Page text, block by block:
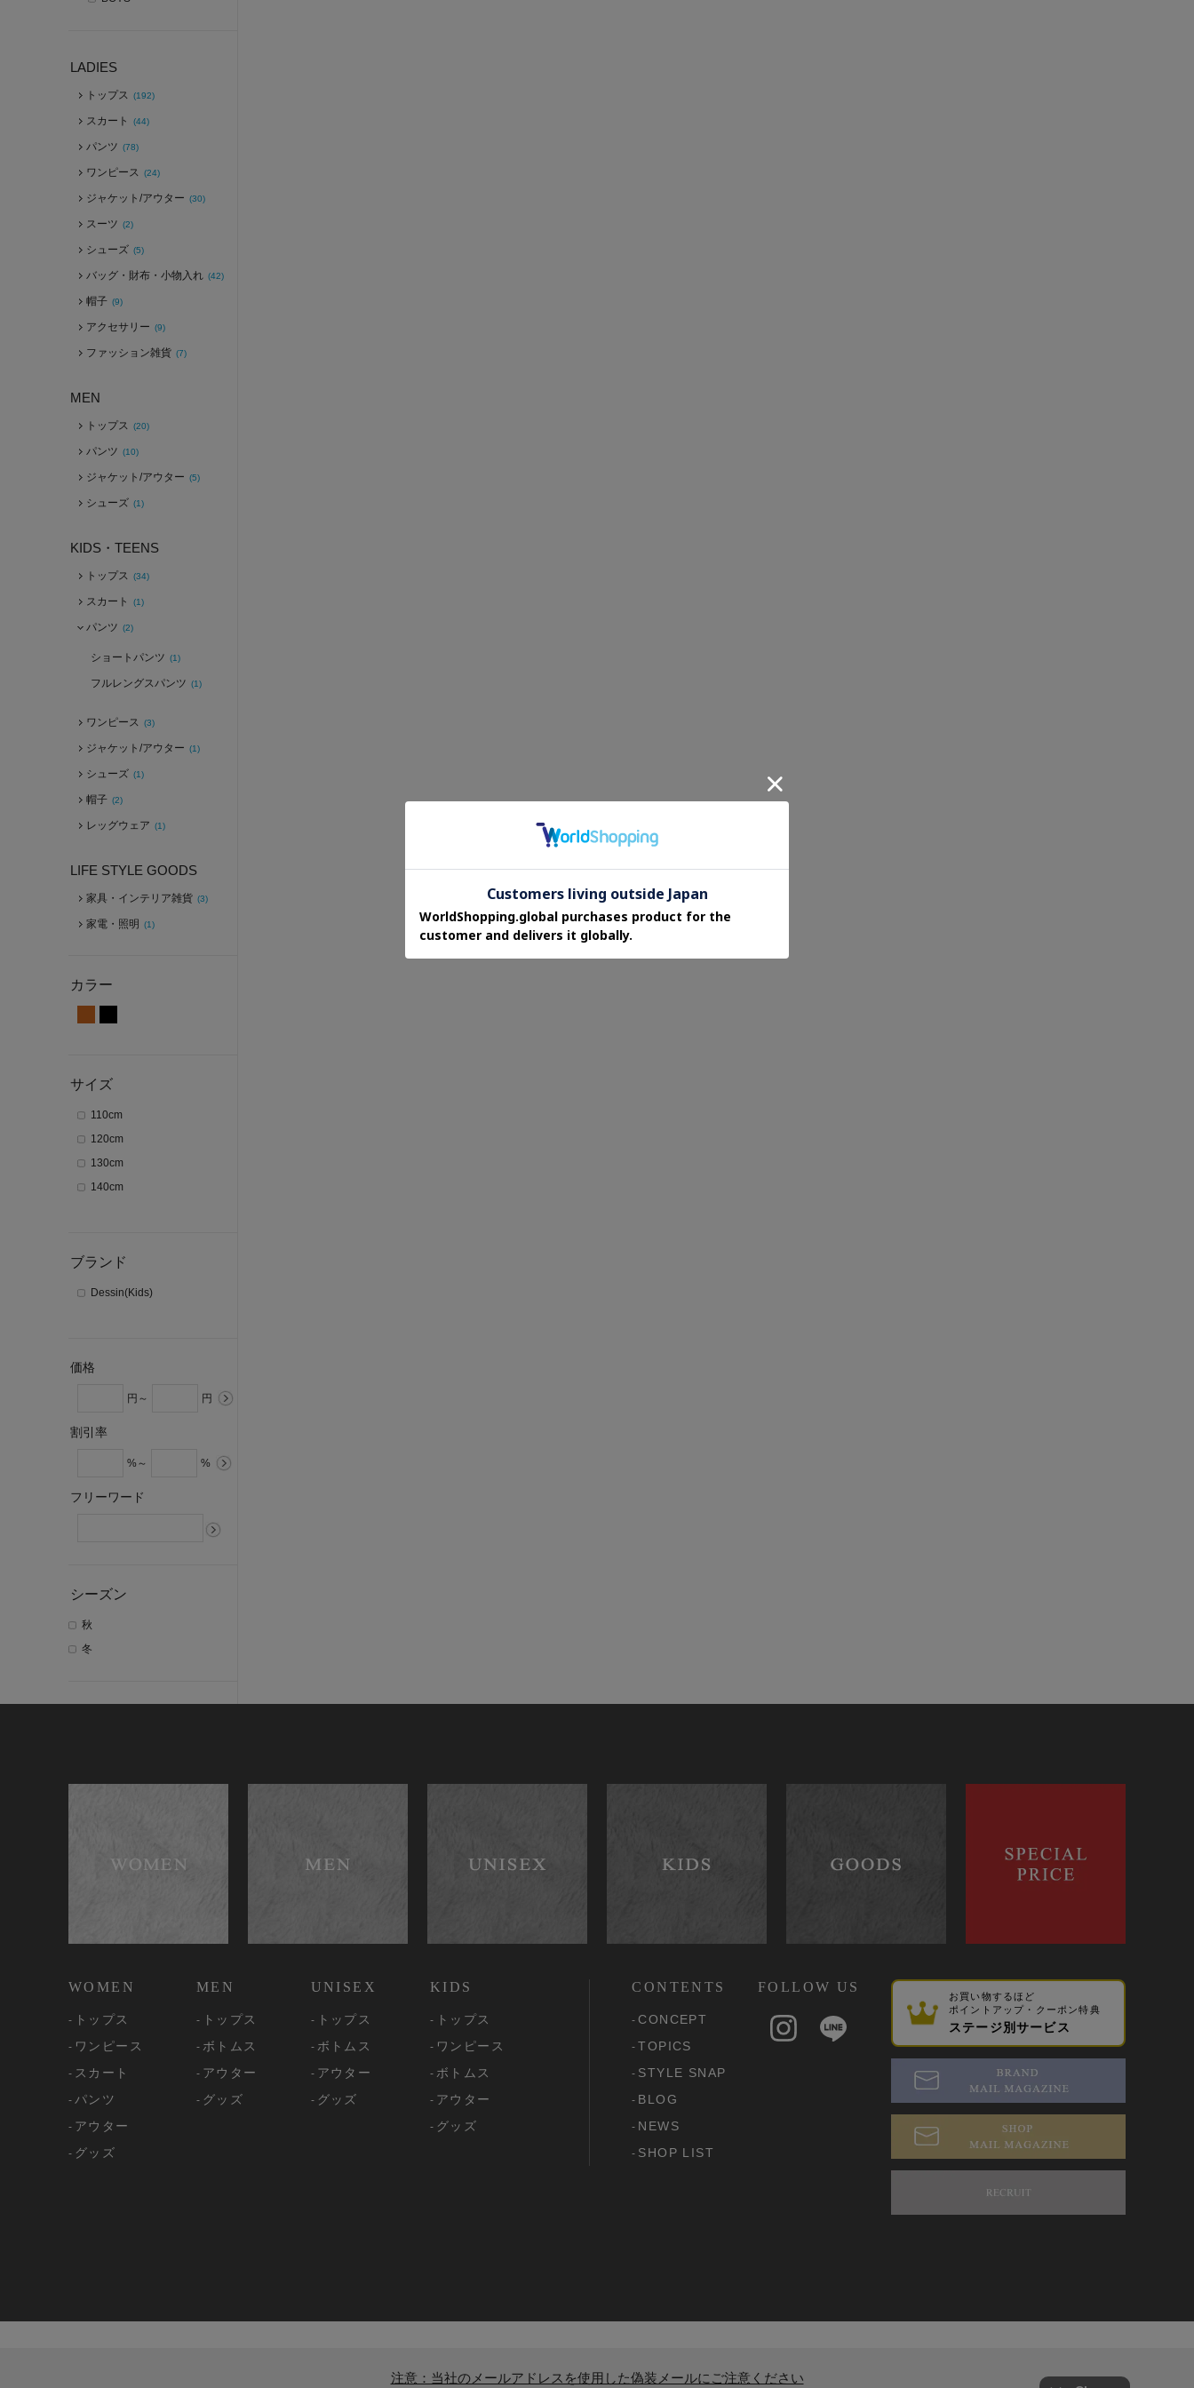
LADIES
トップス (192)
スカート (44)
パンツ (78)
ワンピース (24)
ジャケット/アウター (30)
スーツ (2)
シューズ (5)
バッグ・財布・小物入れ (42)
帽子 (9)
アクセサリー (9)
ファッション雑貨 (7)
MEN
トップス (20)
パンツ (10)
ジャケット/アウター (5)
シューズ (1)
KIDS・TEENS
トップス (34)
スカート (1)
パンツ (2)
ショートパンツ (1)
フルレングスパンツ (1)
ワンピース (3)
ジャケット/アウター (1)
シューズ (1)
帽子 (2)
レッグウェア (1)
LIFE STYLE GOODS
家具・インテリア雑貨 (3)
家電・照明 (1)
カラー
サイズ
110cm
120cm
130cm
140cm
ブランド
Dessin(Kids)
価格
円～ 円
割引率
%～ %
フリーワード
シーズン
秋
冬
WOMEN
トップス
ワンピース
スカート
パンツ
アウター
グッズ
MEN
トップス
ボトムス
アウター
グッズ
UNISEX
トップス
ボトムス
アウター
グッズ
KIDS
トップス
ワンピース
ボトムス
アウター
グッズ
CONTENTS
CONCEPT
TOPICS
STYLE SNAP
BLOG
NEWS
SHOP LIST
FOLLOW US
お買い物するほど
ポイントアップ・クーポン特典
ステージ別サービス
注意：当社のメールアドレスを使用した偽装メールにご注意ください